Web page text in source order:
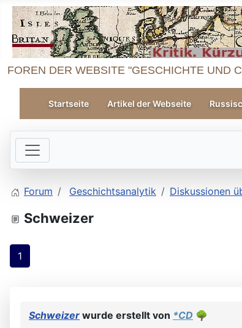
FOREN DER WEBSITE "GESCHICHTE UND
Startseite Artikel der Webseite
Forum Geschichtsanalytik Diskussionen
Schweizer
1
Schweizer wurde erstellt von *CD 🌳